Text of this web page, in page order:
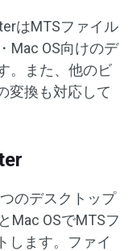
はMTSファイル
Mac OS向けのデ
。また、他のビ
変換も対応して
のデスクトップ
Mac OSでMTSフ
します。ファイ